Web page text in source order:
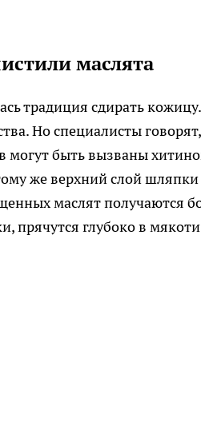
маслята
традиция сдирать
Но специалисты
могут быть вызваны
же верхний слой
маслят получаются
прячутся глубоко в